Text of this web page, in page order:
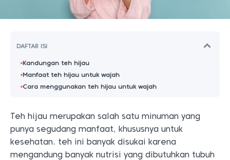
DAFTAR ISI
Kandungan teh hijau
Manfaat teh hijau untuk wajah
Cara menggunakan teh hijau untuk wajah
Teh hijau merupakan salah satu minuman yang
punya segudang manfaat, khususnya untuk
kesehatan. teh ini banyak disukai karena
mengandung banyak nutrisi yang dibutuhkan tubuh